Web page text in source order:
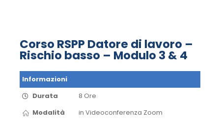
Corso RSPP Datore di lavoro –
Rischio basso – Modulo 3 & 4
Informazioni
Durata
8 Ore
Modalità
in Videoconferenza​ Zoom​